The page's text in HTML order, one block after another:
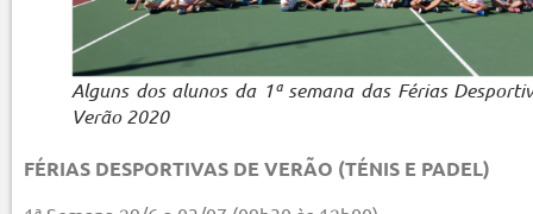
Alguns dos alunos da 1ª semana das Férias
Verão 2020
FÉRIAS DESPORTIVAS DE VERÃO (TÉNIS E PADEL)